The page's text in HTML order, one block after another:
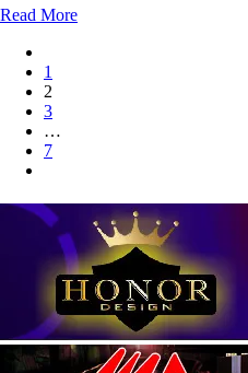
Read More
1
2
3
…
7